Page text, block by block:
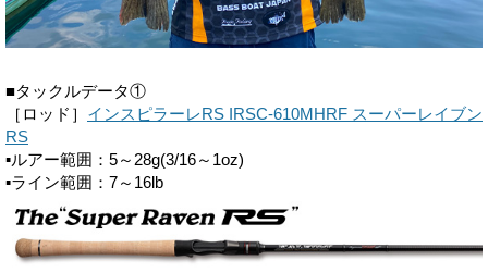
■タックルデータ①
［ロッド］ インスピラーレRS IRSC-610MHRF スーパーレイブン
RS
▪ルアー範囲：5～28g(3/16～1oz)
▪ライン範囲：7～16lb